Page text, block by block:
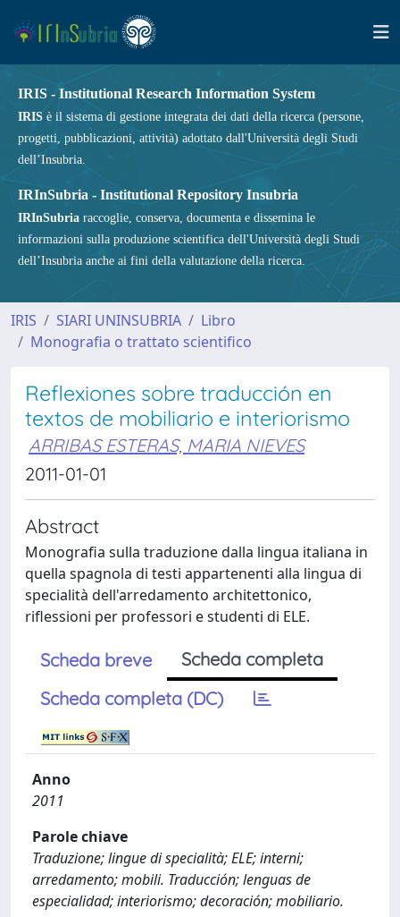
IRIS - Institutional Research Information System
IRIS è il sistema di gestione integrata dei dati della ricerca (persone,
progetti, pubblicazioni, attività) adottato dall'Università degli Studi
dell’Insubria.
IRInSubria - Institutional Repository Insubria
IRInSubria raccoglie, conserva, documenta e dissemina le
informazioni sulla produzione scientifica dell'Università degli Studi
dell’Insubria anche ai fini della valutazione della ricerca.
IRIS SIARI UNINSUBRIA
Libro
Monografia o trattato scientifico
Reflexiones sobre traducción en
textos de mobiliario e interiorismo
ARRIBAS ESTERAS, MARIA NIEVES
2011-01-01
Abstract
Monografia sulla traduzione dalla lingua italiana in
quella spagnola di testi appartenenti alla lingua di
specialità dell'arredamento architettonico,
riflessioni per professori e studenti di ELE.
Scheda breve
Scheda completa
Scheda completa (DC)
Anno
2011
Parole chiave
Traduzione; lingue di specialità; ELE; interni;
arredamento; mobili. Traducción; lenguas de
especialidad; interiorismo; decoración; mobiliario.